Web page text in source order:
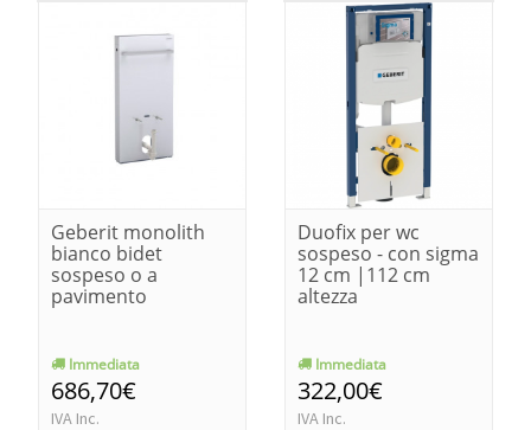
Geberit monolith
bianco bidet
sospeso o a
pavimento
Immediata
686,70€
IVA Inc.
Duofix per wc
sospeso - con sigma
12 cm |112 cm
altezza
Immediata
322,00€
IVA Inc.